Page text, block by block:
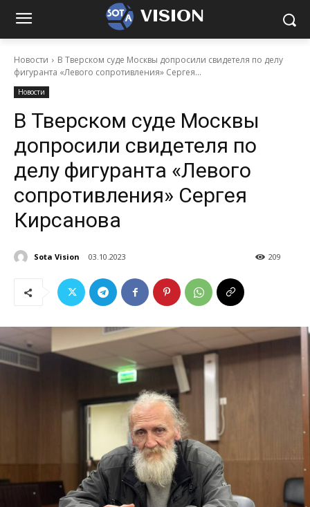
VISION
Новости
В Тверском суде Москвы допросили свидетеля по делу
фигуранта «Левого сопротивления» Сергея...
Новости
В Тверском суде Москвы
допросили свидетеля по
делу фигуранта «Левого
сопротивления» Сергея
Кирсанова
Sota Vision 03.10.2023 209